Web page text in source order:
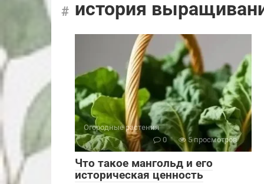
история
Огородные растения
0
5 просмотров
Что такое мангольд и его
историческая ценность